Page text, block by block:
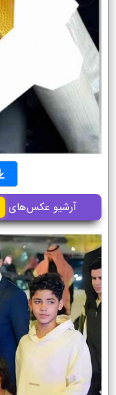
آرشیو عکس‌های